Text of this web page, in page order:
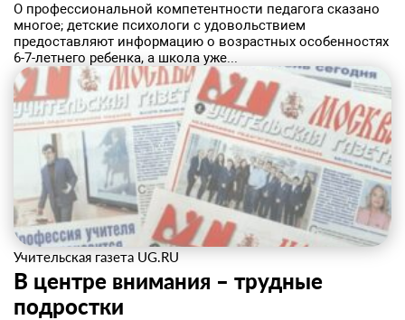
О профессиональной компетентности педагога сказано
многое; детские психологи с удовольствием
предоставляют информацию о возрастных особенностях
6-7-летнего ребенка, а школа уже...
Учительская газета UG.RU
В центре внимания – трудные
подростки